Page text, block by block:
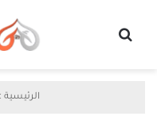
الرئيسية